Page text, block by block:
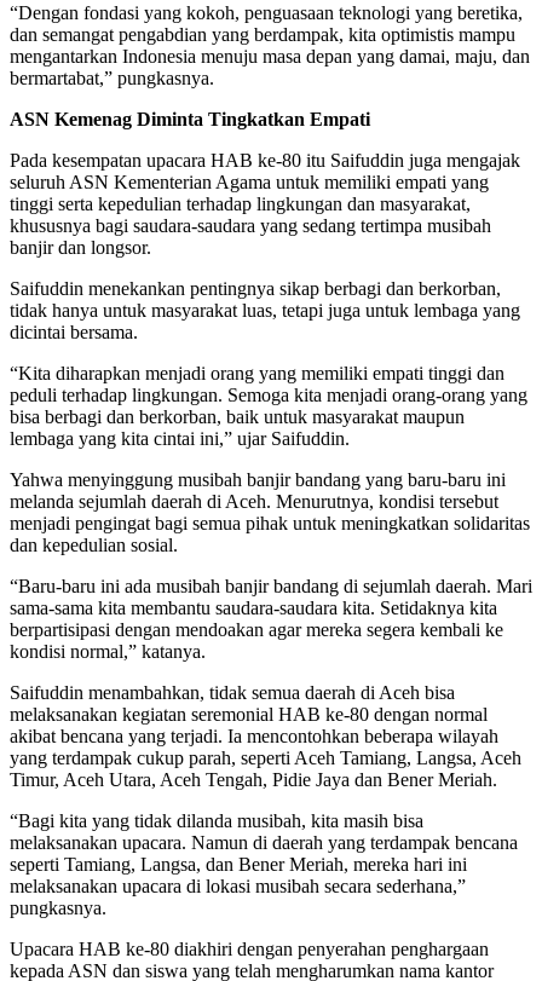
“Dengan fondasi yang kokoh, penguasaan teknologi yang beretika,
dan semangat pengabdian yang berdampak, kita optimistis mampu
mengantarkan Indonesia menuju masa depan yang damai, maju, dan
bermartabat,” pungkasnya.
ASN Kemenag Diminta Tingkatkan Empati
Pada kesempatan upacara HAB ke-80 itu Saifuddin juga mengajak
seluruh ASN Kementerian Agama untuk memiliki empati yang
tinggi serta kepedulian terhadap lingkungan dan masyarakat,
khususnya bagi saudara-saudara yang sedang tertimpa musibah
banjir dan longsor.
Saifuddin menekankan pentingnya sikap berbagi dan berkorban,
tidak hanya untuk masyarakat luas, tetapi juga untuk lembaga yang
dicintai bersama.
“Kita diharapkan menjadi orang yang memiliki empati tinggi dan
peduli terhadap lingkungan. Semoga kita menjadi orang-orang yang
bisa berbagi dan berkorban, baik untuk masyarakat maupun
lembaga yang kita cintai ini,” ujar Saifuddin.
Yahwa menyinggung musibah banjir bandang yang baru-baru ini
melanda sejumlah daerah di Aceh. Menurutnya, kondisi tersebut
menjadi pengingat bagi semua pihak untuk meningkatkan solidaritas
dan kepedulian sosial.
“Baru-baru ini ada musibah banjir bandang di sejumlah daerah. Mari
sama-sama kita membantu saudara-saudara kita. Setidaknya kita
berpartisipasi dengan mendoakan agar mereka segera kembali ke
kondisi normal,” katanya.
Saifuddin menambahkan, tidak semua daerah di Aceh bisa
melaksanakan kegiatan seremonial HAB ke-80 dengan normal
akibat bencana yang terjadi. Ia mencontohkan beberapa wilayah
yang terdampak cukup parah, seperti Aceh Tamiang, Langsa, Aceh
Timur, Aceh Utara, Aceh Tengah, Pidie Jaya dan Bener Meriah.
“Bagi kita yang tidak dilanda musibah, kita masih bisa
melaksanakan upacara. Namun di daerah yang terdampak bencana
seperti Tamiang, Langsa, dan Bener Meriah, mereka hari ini
melaksanakan upacara di lokasi musibah secara sederhana,”
pungkasnya.
Upacara HAB ke-80 diakhiri dengan penyerahan penghargaan
kepada ASN dan siswa yang telah mengharumkan nama kantor